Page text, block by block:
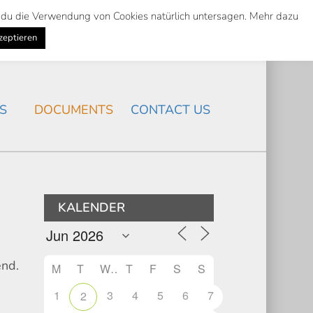
Suche
Search
NEWS
DOCUMENTS CONTACT US
KALENDER
M T W T F S
S
1
2 3 4 5 6
7
die Verwendung von Cookies natürlich untersagen. Mehr dazu